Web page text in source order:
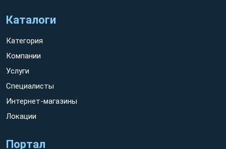
Каталоги
Категория
Компании
Услуги
Специалисты
Интернет-магазины
Локации
Портал